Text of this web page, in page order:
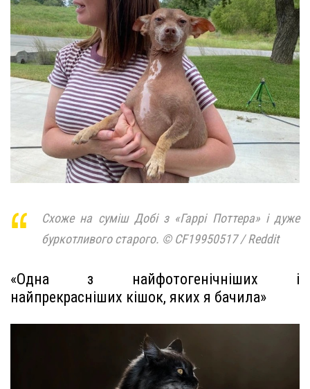
Схоже на суміш Добі з «Гаррі Поттера» і дуже
буркотливого старого. © CF19950517 / Reddit
«Одна з найфотогенічніших і
найпрекрасніших кішок, яких я бачила»